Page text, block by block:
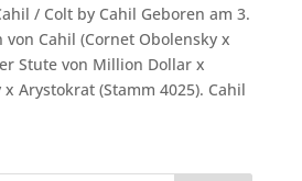
/ Colt by Cahil Geboren am 3.
Cahil (Cornet Obolensky x
Stute von Million Dollar x
Arystokrat (Stamm 4025). Cahil